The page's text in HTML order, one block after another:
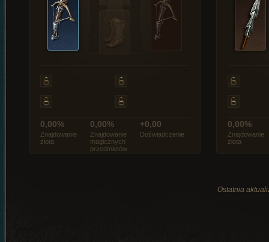
0,00%
Znajdowanie
złota
0,00%
Znajdowanie
magicznych
przedmiotów
+0,00
Doświadczenie
0,00%
Znajdowanie
złota
Ostatnia